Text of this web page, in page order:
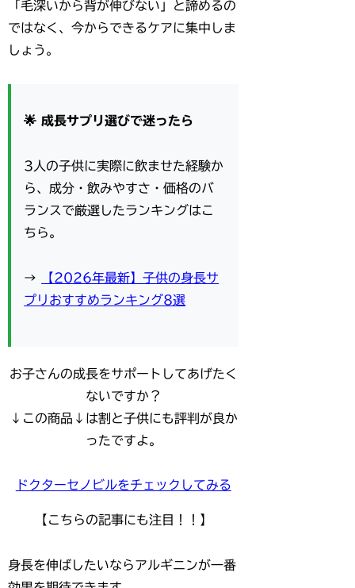
「毛深いから背が伸びない」と諦めるの
ではなく、今からできるケアに集中しま
しょう。
🌟 成長サプリ選びで迷ったら
3人の子供に実際に飲ませた経験か
ら、成分・飲みやすさ・価格のバ
ランスで厳選したランキングはこ
ちら。
→
【2026年最新】子供の身長サ
プリおすすめランキング8選
お子さんの成長をサポートしてあげたく
ないですか？
↓この商品↓は割と子供にも評判が良か
ったですよ。
ドクターセノビルをチェックしてみる
【こちらの記事にも注目！！】
身長を伸ばしたいならアルギニンが一番